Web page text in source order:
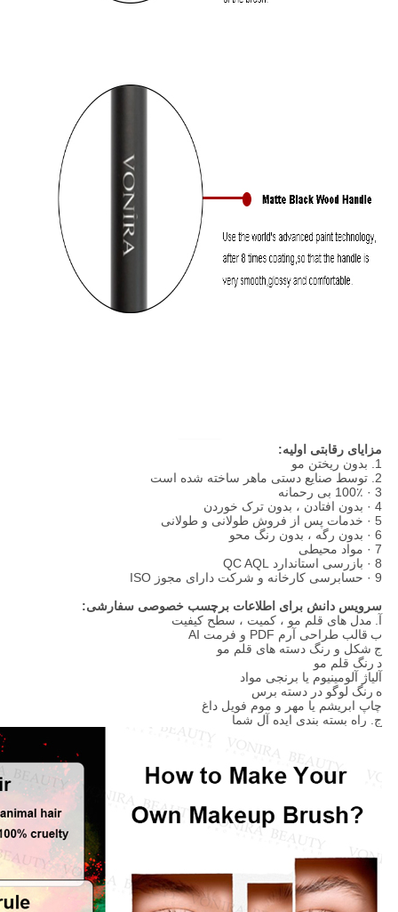
مزایای رقابتی اولیه:
1. بدون ریختن مو
2. توسط صنایع دستی ماهر ساخته شده است
3 · 100٪ بی رحمانه
4 · بدون افتادن ، بدون ترک خوردن
5 · خدمات پس از فروش طولانی و طولانی
6 · بدون رگه ، بدون رنگ محو
7 · مواد محیطی
8 · بازرسی استاندارد QC AQL
9 · حسابرسی کارخانه و شرکت دارای مجوز ISO
سرویس دانش برای اطلاعات برچسب خصوصی سفارشی:
آ. مدل های قلم مو ، کمیت ، سطح کیفیت
ب قالب طراحی آرم PDF و فرمت AI
ج شکل و رنگ دسته های قلم مو
د رنگ قلم مو
آلیاژ آلومینیوم یا برنجی مواد
ه رنگ لوگو در دسته برس
چاپ ابریشم یا مهر و موم فویل داغ
ج. راه بسته بندی ایده آل شما